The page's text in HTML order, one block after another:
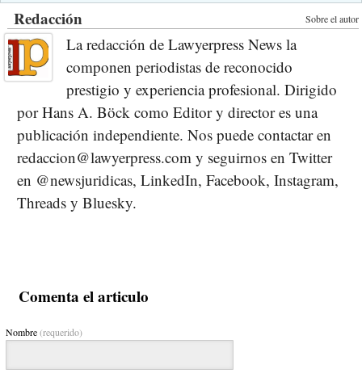
Sobre el autor
Redacción
La redacción de Lawyerpress News la
componen periodistas de reconocido
prestigio y experiencia profesional. Dirigido
por Hans A. Böck como Editor y director es una
publicación independiente. Nos puede contactar en
redaccion@lawyerpress.com y seguirnos en Twitter
en @newsjuridicas, LinkedIn, Facebook, Instagram,
Threads y Bluesky.
Comenta el articulo
Nombre(requerido)